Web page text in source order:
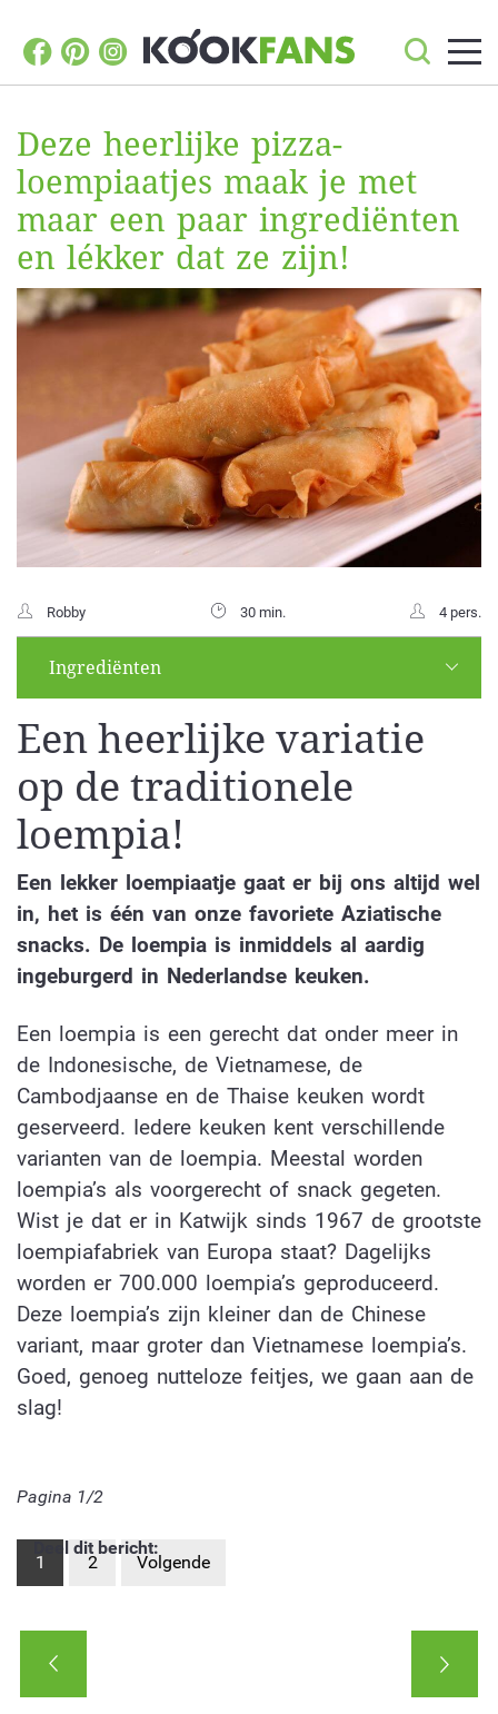
Deze heerlijke pizza-
loempiaatjes maak je met
maar een paar ingrediënten
en lékker dat ze zijn!
Robby 30 min. 4 pers.
Ingrediënten
Een heerlijke variatie
op de traditionele
loempia!
Een lekker loempiaatje gaat er bij ons altijd wel
in, het is één van onze favoriete Aziatische
snacks. De loempia is inmiddels al aardig
ingeburgerd in Nederlandse keuken.
Een loempia is een gerecht dat onder meer in
de Indonesische, de Vietnamese, de
Cambodjaanse en de Thaise keuken wordt
geserveerd. Iedere keuken kent verschillende
varianten van de loempia. Meestal worden
loempia’s als voorgerecht of snack gegeten.
Wist je dat er in Katwijk sinds 1967 de grootste
loempiafabriek van Europa staat? Dagelijks
worden er 700.000 loempia’s geproduceerd.
Deze loempia’s zijn kleiner dan de Chinese
variant, maar groter dan Vietnamese loempia’s.
Goed, genoeg nutteloze feitjes, we gaan aan de
slag!
Pagina 1/2
1 2 Volgende
Deel dit bericht: